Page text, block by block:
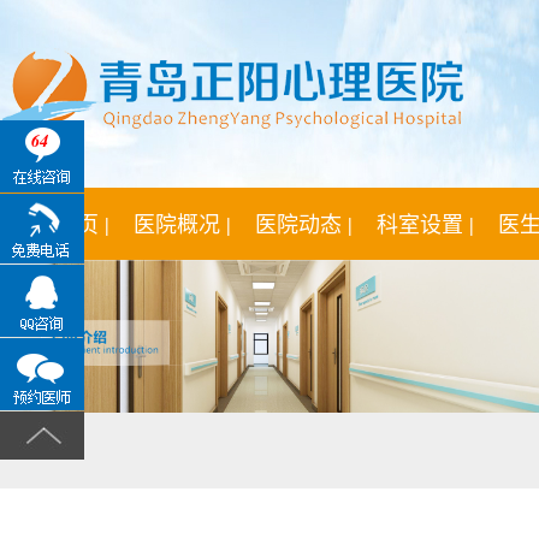
网站首页 | 医院概况 | 医院动态 | 科室设置 | 医
64